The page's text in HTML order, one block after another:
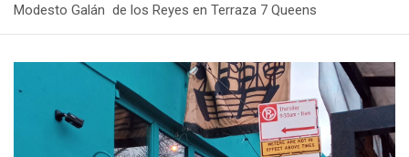
Modesto Galán de los Reyes en Terraza 7 Queens